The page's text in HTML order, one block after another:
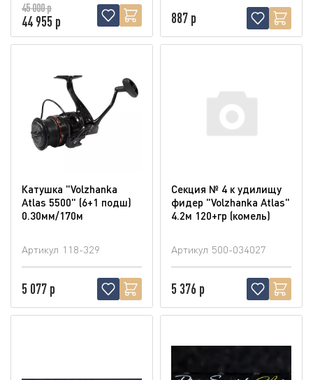
45 000 р
44 955 р 887 р
Катушка "Volzhanka
Atlas 5500" (6+1 подш)
0.30мм/170м
Артикул 118-329
5 077 р
Секция № 4 к удилищу
фидер "Volzhanka Atlas"
4.2м 120+гр (комель)
Артикул 500-034027
5 376 р